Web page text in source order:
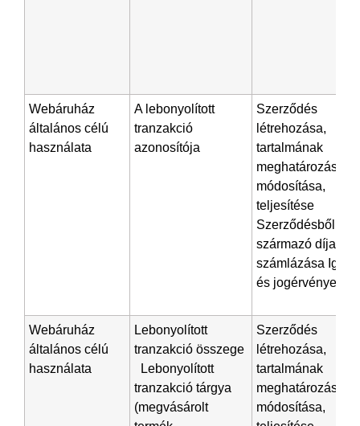
Webáruház
általános célú
használata
A lebonyolított
tranzakció
azonosítója
Szerződés
létrehozása,
tartalmának
meghatározása,
módosítása,
teljesítése
Szerződésből
származó díjak
számlázása
és
Webáruház
általános célú
használata
Lebonyolított
tranzakció összege
Lebonyolított
tranzakció tárgya
(megvásárolt
Szerződés
létrehozása,
tartalmának
meghatározása,
módosítása,